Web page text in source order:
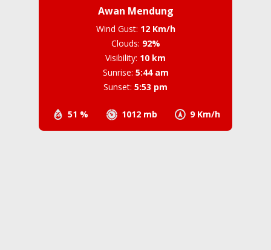
Awan Mendung
51 % 1012 mb 9 Km/h
Wind Gust: 12 Km/h
Clouds: 92%
Visibility: 10 km
Sunrise: 5:44 am
Sunset: 5:53 pm